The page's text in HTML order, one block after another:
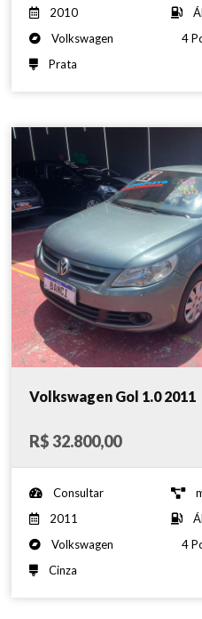
2010
Volkswagen
4
Prata
Volkswagen Gol 1.0 2011
R$ 32.800,00
Consultar
2011
Volkswagen
4
Cinza